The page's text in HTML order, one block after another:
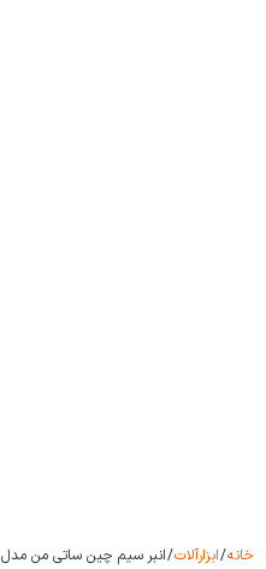
خانه/ابزارآلات/ انبر سیم چین ساتی من مدل TSM۲۱۱۱۵ سایز ۶ اینچ